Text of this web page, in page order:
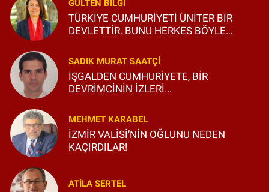
GÜLTEN BILGI
TÜRKİYE CUMHURİYETİ ÜNİTER BİR
DEVLETTİR. BUNU HERKES BÖYLE
SADIK MURAT SAATÇI
İŞGALDEN CUMHURİYETE, BİR
DEVRİMCİNİN İZLERİ...
MEHMET KARABEL
İZMİR VALİSİ’NİN OĞLUNU NEDEN
KAÇIRDILAR!
ATILA SERTEL